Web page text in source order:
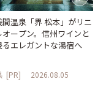
温泉「界 松本」がリニ
オープン。信州ワインと
るエレガントな湯宿へ
[PR] 2026.08.05